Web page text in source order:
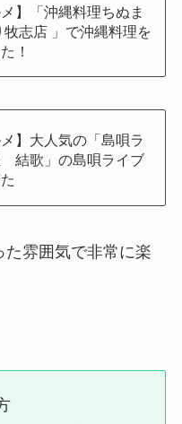
メ】「沖縄料理ちぬま
牧志店 」で沖縄料理を
！
メ】大人気の「島唄ラ
結歌」の島唄ライブ
雰囲気で非常に楽